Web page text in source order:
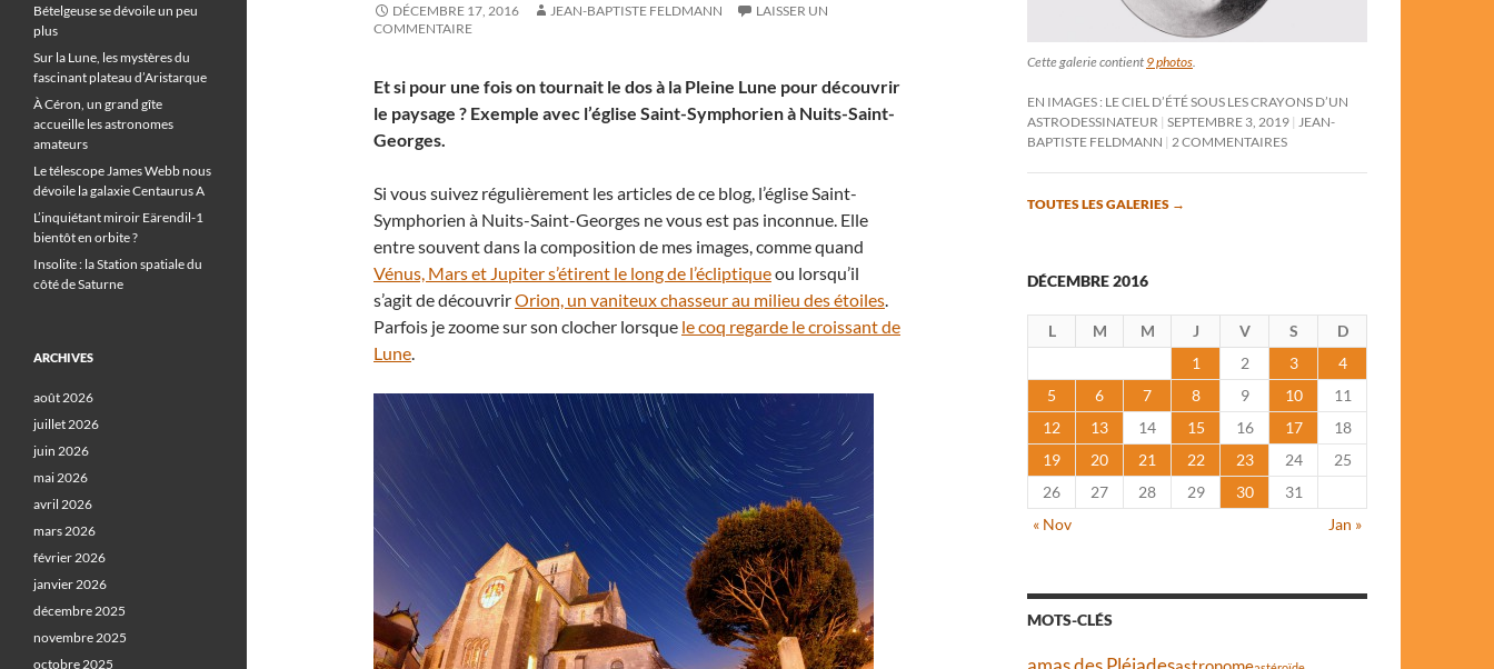
DÉCEMBRE 17, 2016 JEAN-BAPTISTE FELDMANN
LAISSER UN
COMMENTAIRE
Et si pour une fois on tournait le dos à la Pleine Lune pour découvrir
le paysage ? Exemple avec l’église Saint-Symphorien à Nuits-Saint-
Georges.
Si vous suivez régulièrement les articles de ce blog, l’église Saint-
Symphorien à Nuits-Saint-Georges ne vous est pas inconnue. Elle
entre souvent dans la composition de mes images, comme quand
Vénus, Mars et Jupiter s’étirent le long de l’écliptiqueou lorsqu’il
s’agit de découvrirOrion, un vaniteux chasseur au milieu des étoiles.
Parfois je zoome sur son clocher lorsque le coq regarde le croissant de
Lune.
Cette galerie contient 9 photos
EN IMAGES : LE CIEL D’ÉTÉ SOUS LES CRAYONS D’UN
ASTRODESSINATEUR SEPTEMBRE 3, 2019
JEAN-
BAPTISTE FELDMANN
2 COMMENTAIRES
TOUTES LES GALERIES →
DÉCEMBRE 2016
L M M J V S
D
1
2 3
4
5
6 7 8 9 10
11
12
13 14 15 16 17
18
19
20 21 22 23 24
25
26
27 28 29 30
31
« Nov
Jan »
MOTS-CLÉS
Bételgeuse se dévoile un peu
plus
Sur la Lune, les mystères du
fascinant plateau d’Aristarque
À Céron, un grand gîte
accueille les astronomes
amateurs
Le télescope James Webb nous
dévoile la galaxie Centaurus A
L’inquiétant miroir Eärendil-1
bientôt en orbite ?
Insolite : la Station spatiale du
côté de Saturne
ARCHIVES
août 2026
juillet 2026
juin 2026
mai 2026
avril 2026
mars 2026
février 2026
janvier 2026
décembre 2025
novembre 2025
octobre 2025